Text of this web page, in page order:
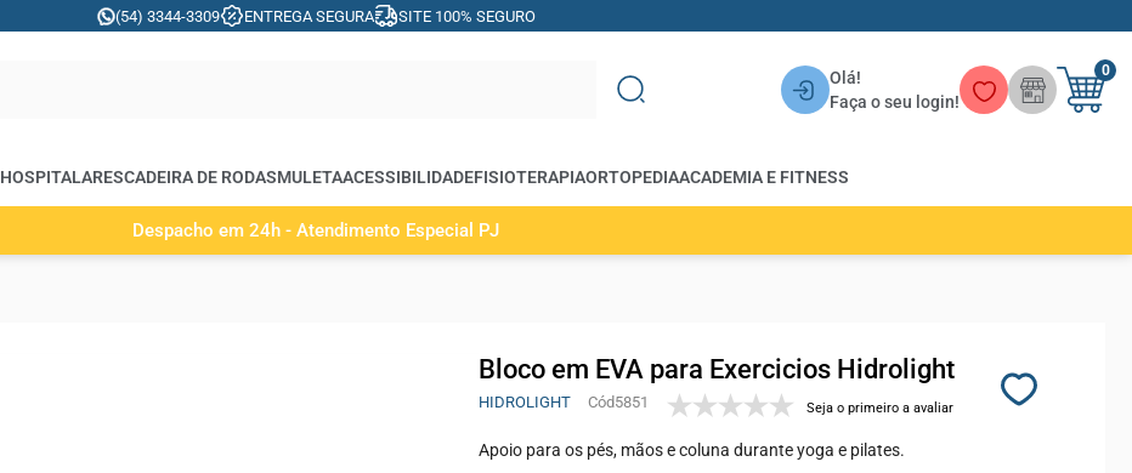
(54) 3344-3309 ENTREGA SEGURA SITE 100% SEGURO
Olá!
Faça o seu login!
0
HOSPITALARESCADEIRA DE RODASMULETAACESSIBILIDADEFISIOTERAPIAORTOPEDIAACADEMIA E FITNESS
Despacho em 24h - Atendimento Especial PJ
Bloco em EVA para Exercicios Hidrolight
HIDROLIGHT 5851 Seja o primeiro a avaliar
Apoio para os pés, mãos e coluna durante yoga e pilates.